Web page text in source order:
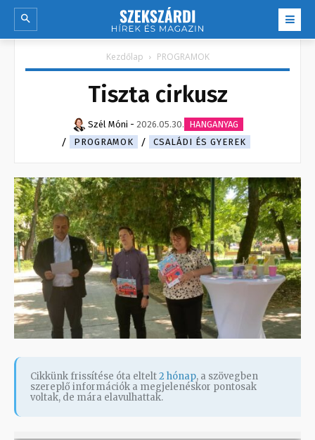
Kezdőlap PROGRAMOK
Tiszta cirkusz
Szél Móni - 2026.05.30. HANGANYAG
PROGRAMOK
CSALÁDI ÉS GYEREK
Cikkünk frissítése óta eltelt2 hónap, a szövegben
szereplő információk a megjelenéskor pontosak
voltak, de mára elavulhattak.